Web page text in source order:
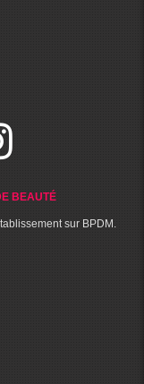
BEAUTÉ
sur BPDM.